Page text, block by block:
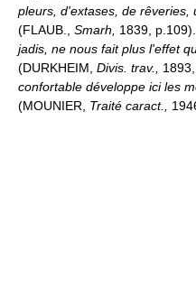
pleurs, d'extases, de rêveries,
(FLAUB., Smarh, 1839, p.109).
jadis, ne nous fait plus l'effet
(DURKHEIM, Divis. trav.,
confortable développe ici les
(MOUNIER, Traité caract.,